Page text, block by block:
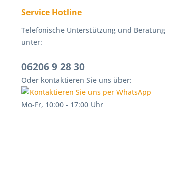
Service Hotline
Telefonische Unterstützung und Beratung
unter:
06206 9 28 30
Oder kontaktieren Sie uns über:
Mo-Fr, 10:00 - 17:00 Uhr